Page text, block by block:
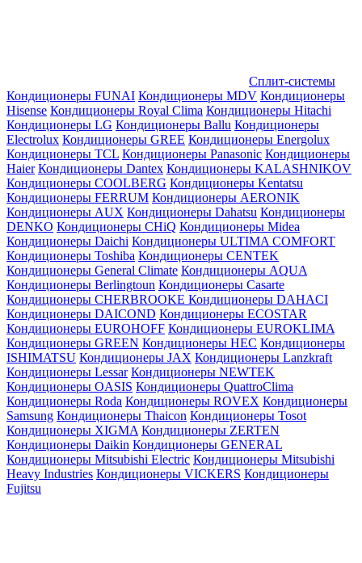
Сплит-системы
Кондиционеры FUNAI Кондиционеры MDV Кондиционеры
Hisense Кондиционеры Royal Clima Кондиционеры Hitachi
Кондиционеры LG Кондиционеры Ballu Кондиционеры
Electrolux Кондиционеры GREE Кондиционеры Energolux
Кондиционеры TCL Кондиционеры Panasonic Кондиционеры
Haier Кондиционеры Dantex Кондиционеры KALASHNIKOV
Кондиционеры СOOLBERG Кондиционеры Kentatsu
Кондиционеры FERRUM Кондиционеры AERONIK
Кондиционеры AUX Кондиционеры Dahatsu Кондиционеры
DENKO Кондиционеры CHiQ Кондиционеры Midea
Кондиционеры Daichi Кондиционеры ULTIMA COMFORT
Кондиционеры Toshiba Кондиционеры CENTEK
Кондиционеры General Climate Кондиционеры AQUA
Кондиционеры Berlingtoun Кондиционеры Casarte
Кондиционеры CHERBROOKE Кондиционеры DAHACI
Кондиционеры DAICOND Кондиционеры ECOSTAR
Кондиционеры EUROHOFF Кондиционеры EUROKLIMA
Кондиционеры GREEN Кондиционеры HEC Кондиционеры
ISHIMATSU Кондиционеры JAX Кондиционеры Lanzkraft
Кондиционеры Lessar Кондиционеры NEWTEK
Кондиционеры OASIS Кондиционеры QuattroClima
Кондиционеры Roda Кондиционеры ROVEX Кондиционеры
Samsung Кондиционеры Thaicon Кондиционеры Tosot
Кондиционеры XIGMA Кондиционеры ZERTEN
Кондиционеры Daikin Кондиционеры GENERAL
Кондиционеры Mitsubishi Electric Кондиционеры Mitsubishi
Heavy Industries Кондиционеры VICKERS Кондиционеры
Fujitsu